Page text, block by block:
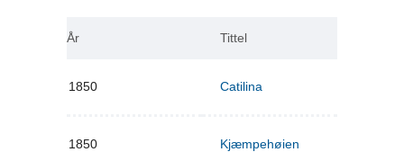
År Tittel
1850 Catilina
1850 Kjæmpehøien